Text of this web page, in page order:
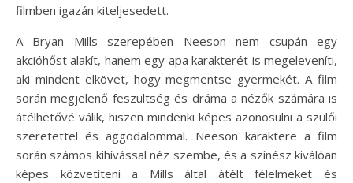
filmben igazán kiteljesedett.
A Bryan Mills szerepében Neeson nem csupán egy
akcióhőst alakít, hanem egy apa karakterét is megeleveníti,
aki mindent elkövet, hogy megmentse gyermekét. A film
során megjelenő feszültség és dráma a nézők számára is
átélhetővé válik, hiszen mindenki képes azonosulni a szülői
szeretettel és aggodalommal. Neeson karaktere a film
során számos kihívással néz szembe, és a színész kiválóan
képes közvetíteni a Mills által átélt félelmeket és